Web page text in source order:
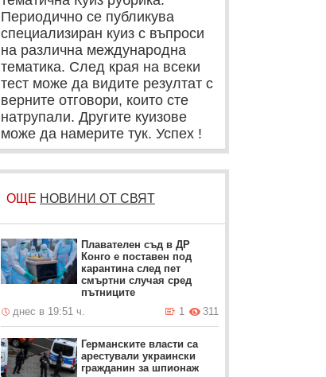
Периодично се публикува
специализиран куиз с въпроси
на различна международна
тематика. След края на всеки
тест може да видите резултат с
верните отговори, които сте
натрупали. Другите куизове
може да намерите тук. Успех !
ОЩЕ НОВИНИ ОТ СВЯТ
Плавателен съд в ДР
Конго е поставен под
карантина след пет
смъртни случая сред
пътниците
днес в 19:51 ч.
311
1
Германските власти са
арестували украински
гражданин за шпионаж